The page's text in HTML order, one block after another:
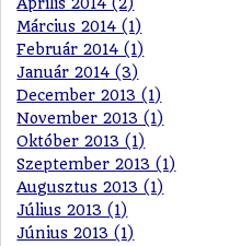
Március 2014 (1)
Február 2014 (1)
Január 2014 (3)
December 2013 (1)
November 2013 (1)
Október 2013 (1)
Szeptember 2013 (1)
Augusztus 2013 (1)
Július 2013 (1)
Június 2013 (1)